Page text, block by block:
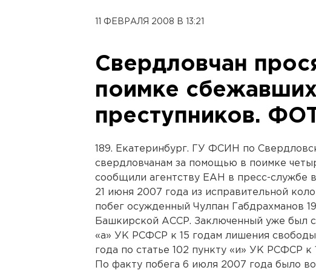
11 ФЕВРАЛЯ 2008 В 13:21
Свердловчан
поимке сбежавших
преступников.
189. Екатеринбург. ГУ ФСИН по
свердловчанам за помощью в поимке
сообщили агентству ЕАН в пресс-службе
21 июня 2007 года из исправительной
побег осужденный Чулпан Габдрахманов
Башкирской АССР. Заключенный уже был
«а» УК РСФСР к 15 годам лишения
года по статье 102 пункту «и» УК РСФСР
По факту побега 6 июля 2007 года было